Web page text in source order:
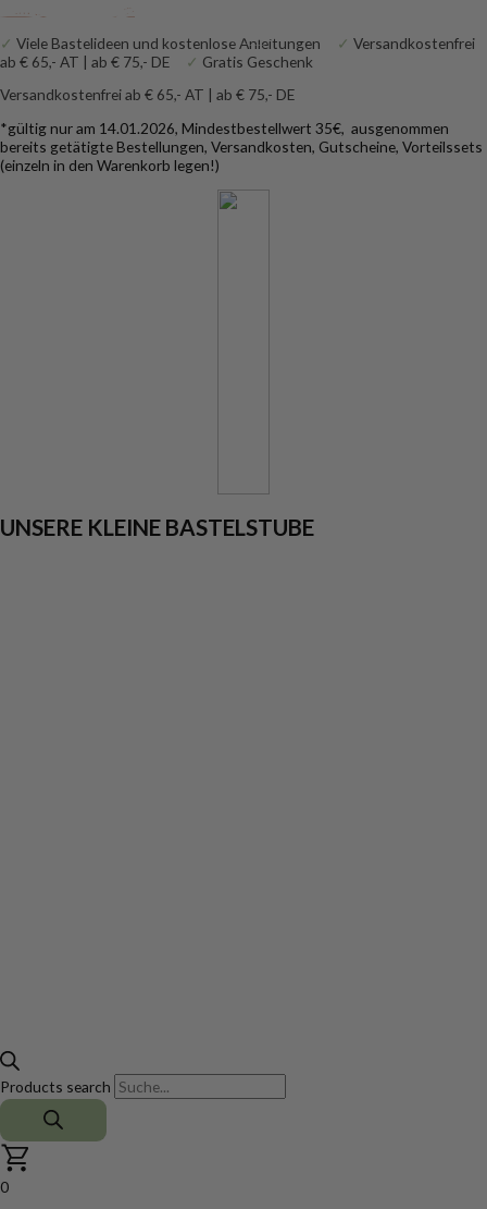
Zum Inhalt springen
✓ Viele Bastelideen und kostenlose Anleitungen ✓ Versandkostenfrei
ab € 65,- AT | ab € 75,- DE
✓ Gratis Geschenk
Versandkostenfrei ab € 65,- AT | ab € 75,- DE
*gültig nur am 14.01.2026, Mindestbestellwert 35€, ausgenommen
bereits getätigte Bestellungen, Versandkosten, Gutscheine, Vorteilssets
(einzeln in den Warenkorb legen!)
UNSERE KLEINE BASTELSTUBE
Products search
0